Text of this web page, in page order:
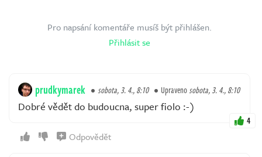
Pro napsání komentáře musíš být přihlášen.
Přihlásit se
prudkymarek sobota, 3. 4., 8:10 Upravenosobota, 3. 4., 8:10
Dobré vědět do budoucna, super fiolo :-)
4
Odpovědět